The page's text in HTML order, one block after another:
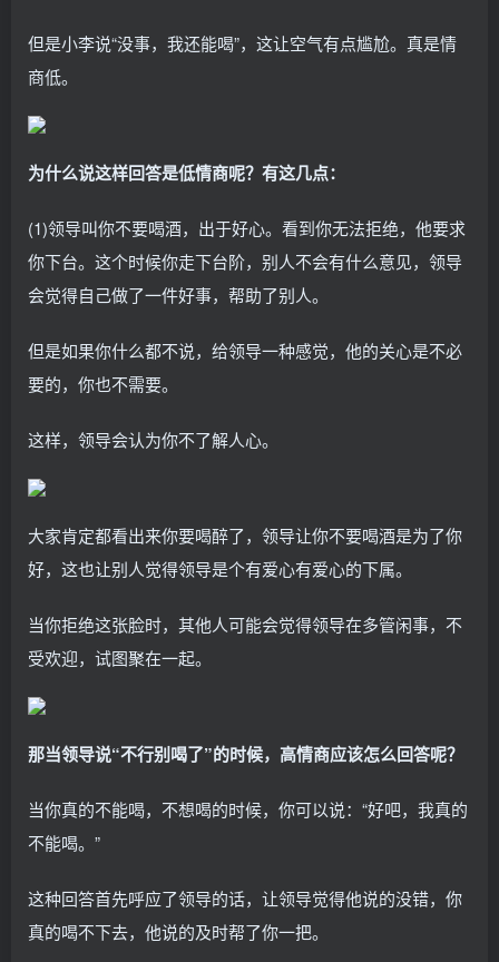
但是小李说“没事，我还能喝”，这让空气有点尴尬。真是情
商低。
为什么说这样回答是低情商呢？有这几点：
(1)领导叫你不要喝酒，出于好心。看到你无法拒绝，他要求
你下台。这个时候你走下台阶，别人不会有什么意见，领导
会觉得自己做了一件好事，帮助了别人。
但是如果你什么都不说，给领导一种感觉，他的关心是不必
要的，你也不需要。
这样，领导会认为你不了解人心。
大家肯定都看出来你要喝醉了，领导让你不要喝酒是为了你
好，这也让别人觉得领导是个有爱心有爱心的下属。
当你拒绝这张脸时，其他人可能会觉得领导在多管闲事，不
受欢迎，试图聚在一起。
那当领导说“不行别喝了”的时候，高情商应该怎么回答呢？
当你真的不能喝，不想喝的时候，你可以说：“好吧，我真的
不能喝。”
这种回答首先呼应了领导的话，让领导觉得他说的没错，你
真的喝不下去，他说的及时帮了你一把。